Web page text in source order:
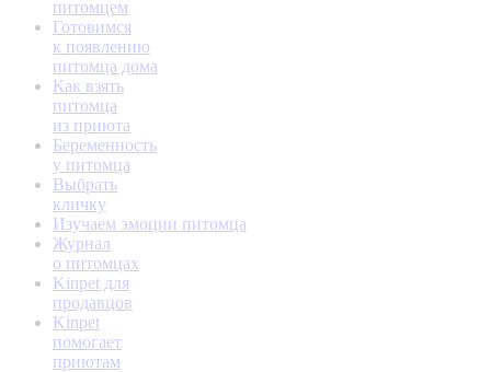
питомцем
Готовимся
к появлению
питомца дома
Как взять
питомца
из приюта
Беременность
у питомца
Выбрать
кличку
Изучаем эмоции питомца
Журнал
о питомцах
Kinpet для
продавцов
Kinpet
помогает
приютам